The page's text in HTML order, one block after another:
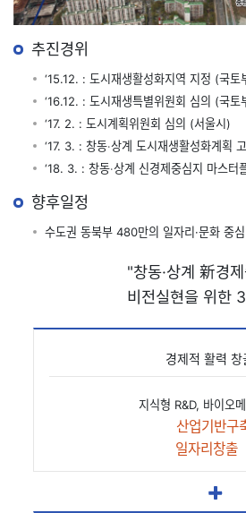
추진경위
‘15.12. : 도시재생활성화지역 지정 (국토
‘16.12. : 도시재생특별위원회 심의 (국토
‘17. 2. : 도시계획위원회 심의 (서울시)
‘17. 3. : 창동‧상계 도시재생활성화계획
‘18. 3. : 창동‧상계 신경제중심지 마스터
향후일정
수도권 동북부 480만의 일자리·문화 중
"창동·상계 新경
비전실현을 위한
경제적 활력 창
지식형 R&D, 바이오
산업기반구
일자리창출